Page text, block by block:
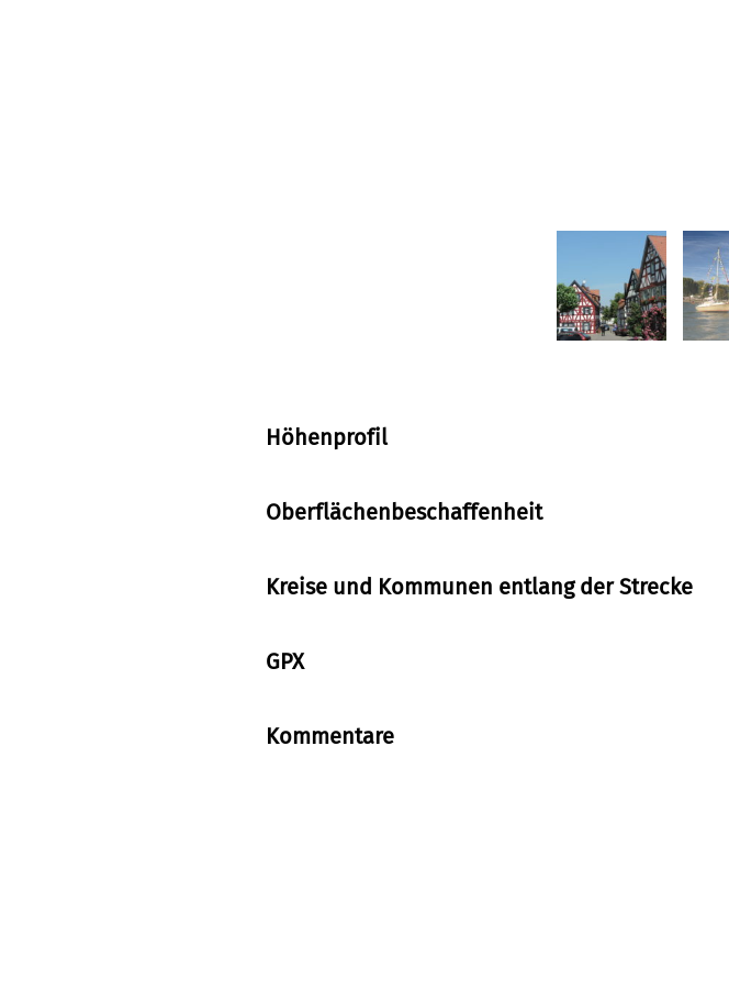
Höhenprofil
Oberflächenbeschaffenheit
Kreise und Kommunen entlang der Strecke
GPX
Kommentare